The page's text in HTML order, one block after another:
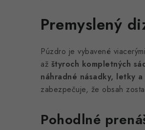
Premyslený
Púzdro je vybavené
až štyroch kompletných
náhradné násadky, letky
zabezpečuje, že obsah
Pohodlné